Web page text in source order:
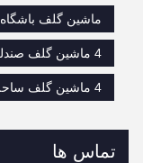
ماشین گلف باشگاه
4 ماشین گلف صندلی,ماشین باشگاه الکتریکی
4 ماشین گلف ساحلی
تماس ها